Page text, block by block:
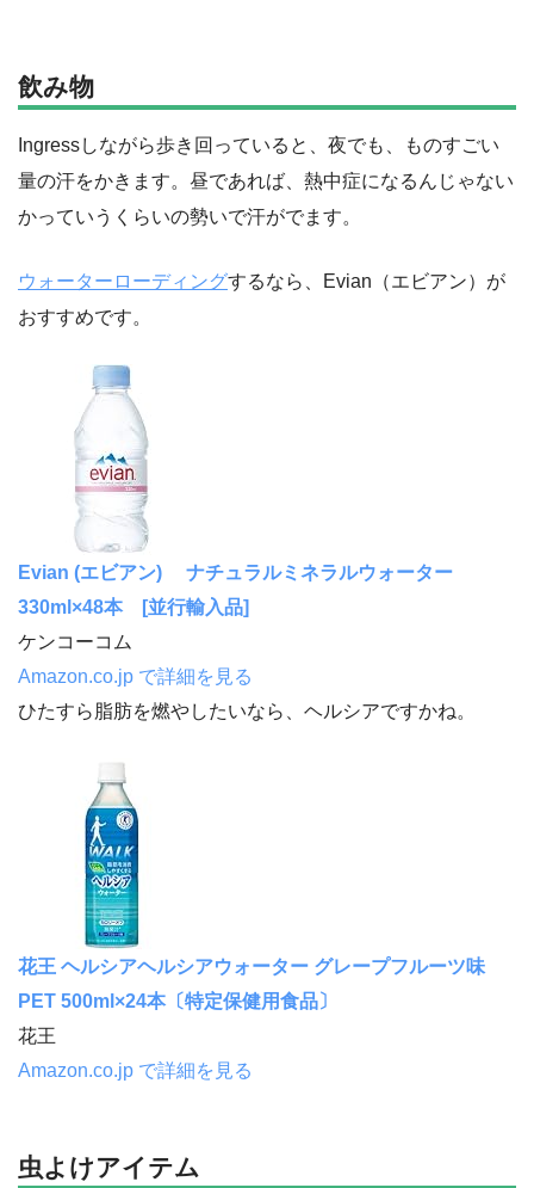
飲み物
Ingressしながら歩き回っていると、夜でも、ものすごい
量の汗をかきます。昼であれば、熱中症になるんじゃない
かっていうくらいの勢いで汗がでます。
ウォーターローディングするなら、Evian（エビアン）が
おすすめです。
Evian (エビアン) ナチュラルミネラルウォーター
330ml×48本 [並行輸入品]
ケンコーコム
Amazon.co.jp で詳細を見る
ひたすら脂肪を燃やしたいなら、ヘルシアですかね。
花王 ヘルシアヘルシアウォーター グレープフルーツ味
PET 500ml×24本〔特定保健用食品〕
花王
Amazon.co.jp で詳細を見る
虫よけアイテム